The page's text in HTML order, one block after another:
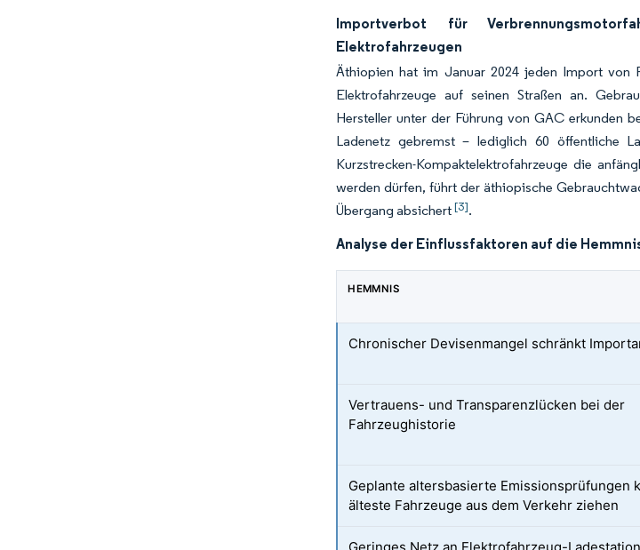
Importverbot für
Elektrofahrzeugen
Äthiopien hat im Januar 2024 jeden Import von
Elektrofahrzeuge auf seinen Straßen an.
Hersteller unter der Führung von GAC erkunden
Ladenetz gebremst – lediglich 60 öffentliche
Kurzstrecken-Kompaktelektrofahrzeuge die
werden dürfen, führt der äthiopische
Übergang absichert[3].
Analyse der Einflussfaktoren auf die
HEMMNIS
Chronischer Devisenmangel schränkt
Vertrauens- und Transparenzlücken bei der
Fahrzeughistorie
Geplante altersbasierte Emissionsprüfungen
älteste Fahrzeuge aus dem Verkehr ziehen